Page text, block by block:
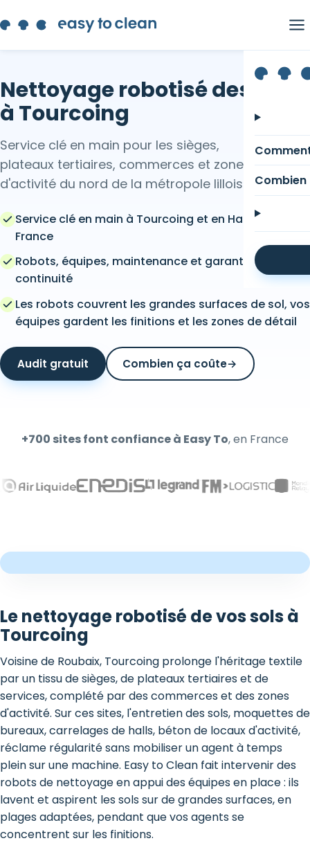
Nettoyage robotisé des sols
à Tourcoing
Service clé en main pour les sièges,
plateaux tertiaires, commerces et zones
d'activité du nord de la métropole lilloise.
Service clé en main à Tourcoing et en Hauts-de-
France
Robots, équipes, maintenance et garantie de
continuité
Les robots couvrent les grandes surfaces de sol, vos
équipes gardent les finitions et les zones de détail
Audit gratuit Combien ça coûte→
+700 sites font confiance à Easy To, en France
Le nettoyage robotisé de vos sols à
Tourcoing
Voisine de Roubaix, Tourcoing prolonge l'héritage textile
par un tissu de sièges, de plateaux tertiaires et de
services, complété par des commerces et des zones
d'activité. Sur ces sites, l'entretien des sols, moquettes de
bureaux, carrelages de halls, béton de locaux d'activité,
réclame régularité sans mobiliser un agent à temps
plein sur une machine. Easy to Clean fait intervenir des
robots de nettoyage en appui des équipes en place : ils
lavent et aspirent les sols sur de grandes surfaces, en
plages adaptées, pendant que vos agents se
concentrent sur les finitions.